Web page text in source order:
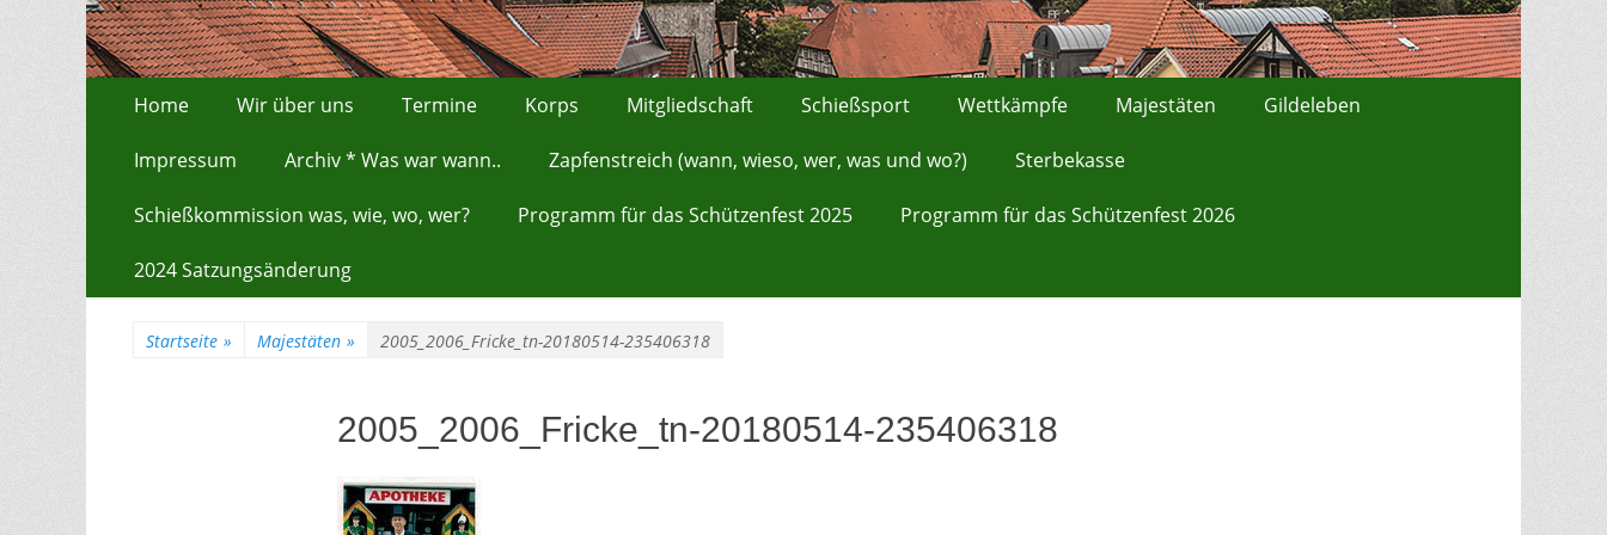
Erstes Menü
Inhalt:
Home Wir über uns Termine Korps Mitgliedschaft Schießsport Wettkämpfe Majestäten Gildeleben
Impressum Archiv * Was war wann.. Zapfenstreich (wann, wieso, wer, was und wo?) Sterbekasse
Schießkommission was, wie, wo, wer? Programm für das Schützenfest 2025 Programm für das Schützenfest 2026
2024 Satzungsänderung
Startseite » Majestäten » 2005_2006_Fricke_tn-20180514-235406318
2005_2006_Fricke_tn-20180514-235406318